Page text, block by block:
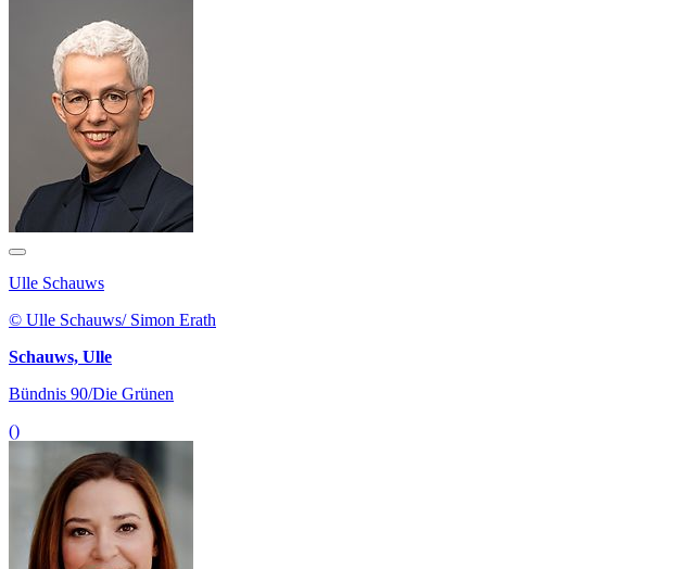
Ulle Schauws
© Ulle Schauws/ Simon Erath
Schauws, Ulle
Bündnis 90/Die Grünen
()